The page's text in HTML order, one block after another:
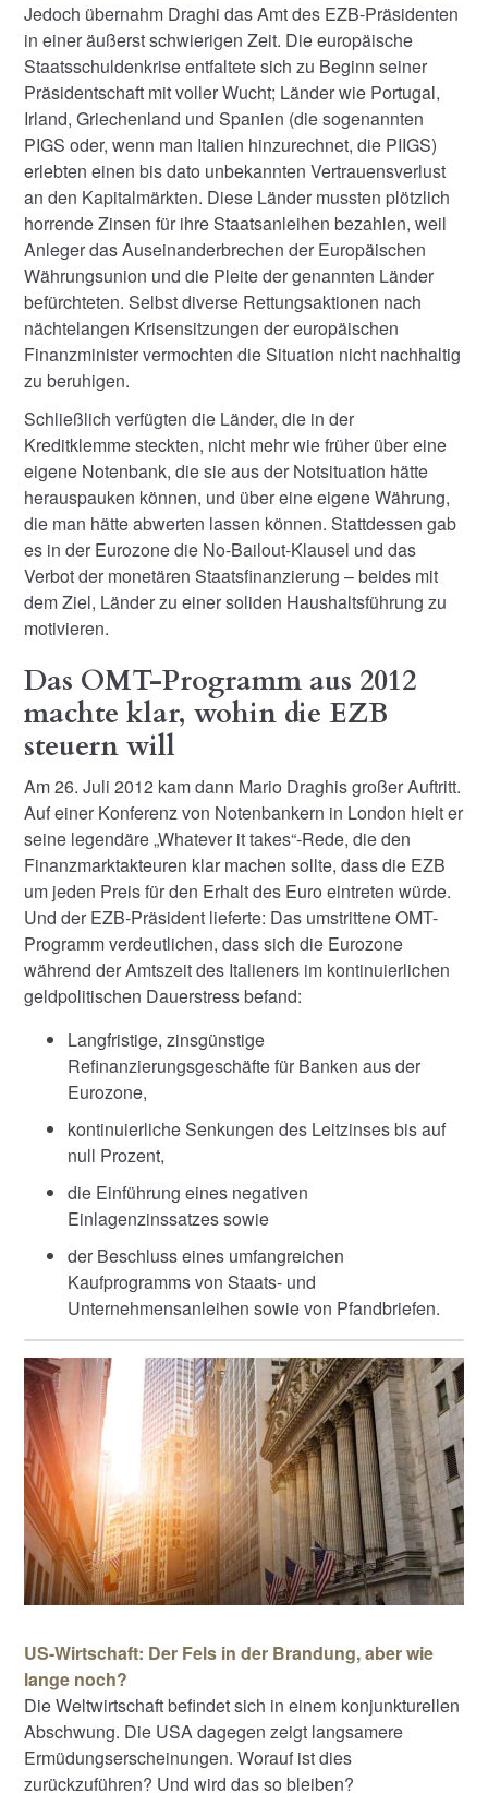
Jedoch übernahm Draghi das Amt des EZB-Präsidenten
in einer äußerst schwierigen Zeit. Die europäische
Staatsschuldenkrise entfaltete sich zu Beginn seiner
Präsidentschaft mit voller Wucht; Länder wie Portugal,
Irland, Griechenland und Spanien (die sogenannten
PIGS oder, wenn man Italien hinzurechnet, die PIIGS)
erlebten einen bis dato unbekannten Vertrauensverlust
an den Kapitalmärkten. Diese Länder mussten plötzlich
horrende Zinsen für ihre Staatsanleihen bezahlen, weil
Anleger das Auseinanderbrechen der Europäischen
Währungsunion und die Pleite der genannten Länder
befürchteten. Selbst diverse Rettungsaktionen nach
nächtelangen Krisensitzungen der europäischen
Finanzminister vermochten die Situation nicht nachhaltig
zu beruhigen.
Schließlich verfügten die Länder, die in der
Kreditklemme steckten, nicht mehr wie früher über eine
eigene Notenbank, die sie aus der Notsituation hätte
herauspauken können, und über eine eigene Währung,
die man hätte abwerten lassen können. Stattdessen gab
es in der Eurozone die No-Bailout-Klausel und das
Verbot der monetären Staatsfinanzierung – beides mit
dem Ziel, Länder zu einer soliden Haushaltsführung zu
motivieren.
Das OMT-Programm aus 2012
machte klar, wohin die EZB
steuern will
Am 26. Juli 2012 kam dann Mario Draghis großer Auftritt.
Auf einer Konferenz von Notenbankern in London hielt er
seine legendäre „Whatever it takes“-Rede, die den
Finanzmarktakteuren klar machen sollte, dass die EZB
um jeden Preis für den Erhalt des Euro eintreten würde.
Und der EZB-Präsident lieferte: Das umstrittene OMT-
Programm verdeutlichen, dass sich die Eurozone
während der Amtszeit des Italieners im kontinuierlichen
geldpolitischen Dauerstress befand:
Langfristige, zinsgünstige
Refinanzierungsgeschäfte für Banken aus der
Eurozone,
kontinuierliche Senkungen des Leitzinses bis auf
null Prozent,
die Einführung eines negativen
Einlagenzinssatzes sowie
der Beschluss eines umfangreichen
Kaufprogramms von Staats- und
Unternehmensanleihen sowie von Pfandbriefen.
US-Wirtschaft: Der Fels in der Brandung, aber wie
lange noch?
Die Weltwirtschaft befindet sich in einem konjunkturellen
Abschwung. Die USA dagegen zeigt langsamere
Ermüdungserscheinungen. Worauf ist dies
zurückzuführen? Und wird das so bleiben?